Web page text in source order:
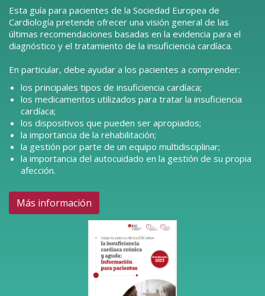
Esta guía para pacientes de la Sociedad Europea de
Cardiología pretende ofrecer una visión general de las
últimas recomendaciones basadas en la evidencia para el
diagnóstico y el tratamiento de la insuficiencia cardíaca.
En particular, debe ayudar a los pacientes a comprender:
los principales tipos de insuficiencia cardíaca;
los medicamentos utilizados para tratar la insuficiencia
cardíaca;
los dispositivos que pueden ser apropiados;
la importancia de la rehabilitación;
la gestión por parte de un equipo multidisciplinar;
la importancia del autocuidado en la gestión de su propia
afección.
Más información